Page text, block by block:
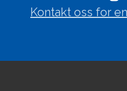
Kontakt oss for